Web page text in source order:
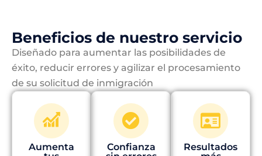
Beneficios de nuestro servicio
Diseñado para aumentar las posibilidades de
éxito, reducir errores y agilizar el procesamiento
de su solicitud de inmigración
Aumenta
Confianza
Resultados